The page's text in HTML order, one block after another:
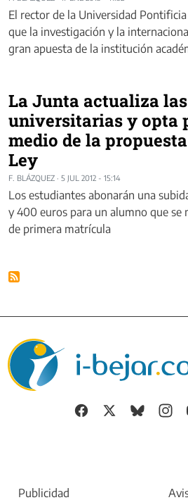
El rector de la Universidad
que la investigación y la
gran apuesta de la institución
La Junta actualiza
universitarias y opta
medio de la
Ley
F. BLÁZQUEZ · 5 JUL 2012 - 15:14
Los estudiantes abonarán una
y 400 euros para un alumno que
de primera matrícula
Publicidad